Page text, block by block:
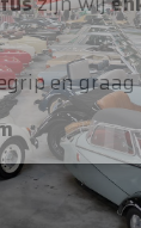
normale
zijn wij
en